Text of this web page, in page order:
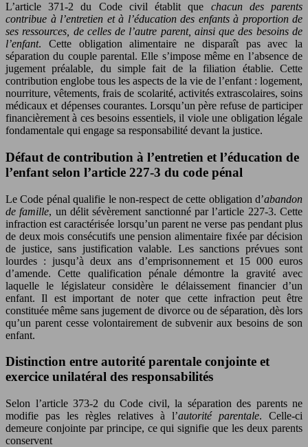
L’article 371-2 du Code civil établit que chacun des parents
contribue à l’entretien et à l’éducation des enfants à proportion de
ses ressources, de celles de l’autre parent, ainsi que des besoins de
l’enfant. Cette obligation alimentaire ne disparaît pas avec la
séparation du couple parental. Elle s’impose même en l’absence de
jugement préalable, du simple fait de la filiation établie. Cette
contribution englobe tous les aspects de la vie de l’enfant : logement,
nourriture, vêtements, frais de scolarité, activités extrascolaires, soins
médicaux et dépenses courantes. Lorsqu’un père refuse de participer
financièrement à ces besoins essentiels, il viole une obligation légale
fondamentale qui engage sa responsabilité devant la justice.
Défaut de contribution à l’entretien et l’éducation de
l’enfant selon l’article 227-3 du code pénal
Le Code pénal qualifie le non-respect de cette obligation d’abandon
de famille, un délit sévèrement sanctionné par l’article 227-3. Cette
infraction est caractérisée lorsqu’un parent ne verse pas pendant plus
de deux mois consécutifs une pension alimentaire fixée par décision
de justice, sans justification valable. Les sanctions prévues sont
lourdes : jusqu’à deux ans d’emprisonnement et 15 000 euros
d’amende. Cette qualification pénale démontre la gravité avec
laquelle le législateur considère le délaissement financier d’un
enfant. Il est important de noter que cette infraction peut être
constituée même sans jugement de divorce ou de séparation, dès lors
qu’un parent cesse volontairement de subvenir aux besoins de son
enfant.
Distinction entre autorité parentale conjointe et
exercice unilatéral des responsabilités
Selon l’article 373-2 du Code civil, la séparation des parents ne
modifie pas les règles relatives à l’autorité parentale. Celle-ci
demeure conjointe par principe, ce qui signifie que les deux parents
conservent